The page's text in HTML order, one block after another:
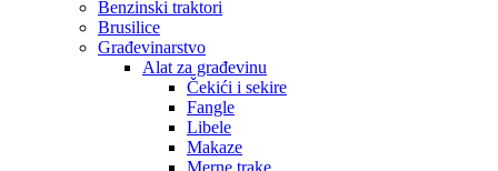
Benzinski traktori
Brusilice
Građevinarstvo
Alat za građevinu
Čekići i sekire
Fangle
Libele
Makaze
Merne trake